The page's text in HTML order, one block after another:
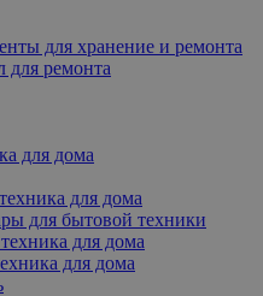
для хранение и ремонта
для ремонта
для дома
для дома
для бытовой техники
для дома
для дома